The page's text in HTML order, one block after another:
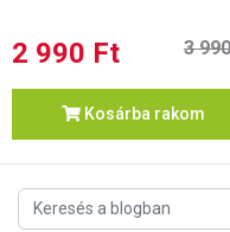
2 990 Ft 3
Kosárba rakom